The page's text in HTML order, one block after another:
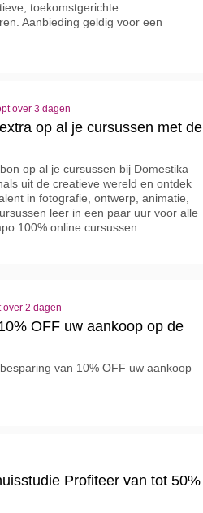
toekomstgerichte
Aanbieding geldig voor een
over 3 dagen
op al je cursussen met de
op al je cursussen bij Domestika
uit de creatieve wereld en ontdek
in fotografie, ontwerp, animatie,
leer in een paar uur voor alle
100% online cursussen
over 2 dagen
OFF uw aankoop op de
van 10% OFF uw aankoop
Profiteer van tot 50%